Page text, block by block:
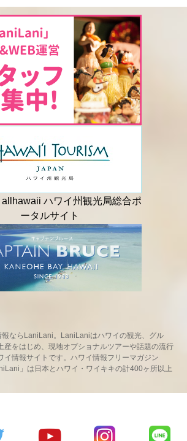
ならLaniLani。LaniLaniはハワイの観光、グル
産をはじめ、現地オプショナルツアーや話題の流行
イ情報サイトです。ハワイ情報フリーマガジン
」は日本とハワイ・ワイキキの計400ヶ所以上